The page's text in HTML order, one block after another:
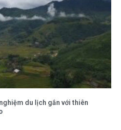
du lịch gắn với thiên